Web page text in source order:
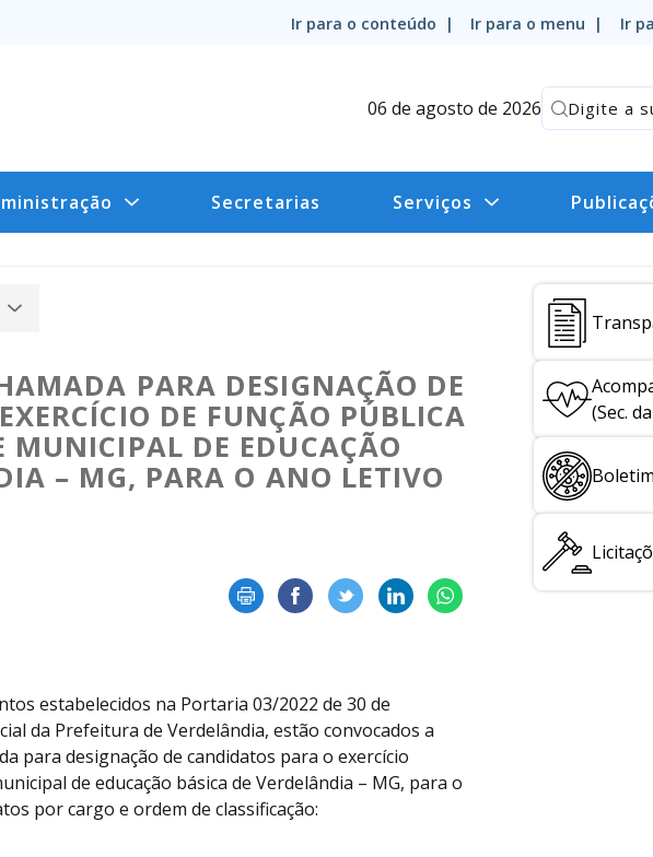
Ir para o conteúdo | Ir para o menu | Ir
06 de agosto de 2026
Secretarias Serviços
PARA DESIGNAÇÃO DE
DE FUNÇÃO PÚBLICA
MUNICIPAL DE EDUCAÇÃO
– MG, PARA O ANO LETIVO
estabelecidos na Portaria 03/2022 de 30 de
da Prefeitura de Verdelândia, estão convocados a
para designação de candidatos para o exercício
de educação básica de Verdelândia – MG, para o
por cargo e ordem de classificação:
(Sec.